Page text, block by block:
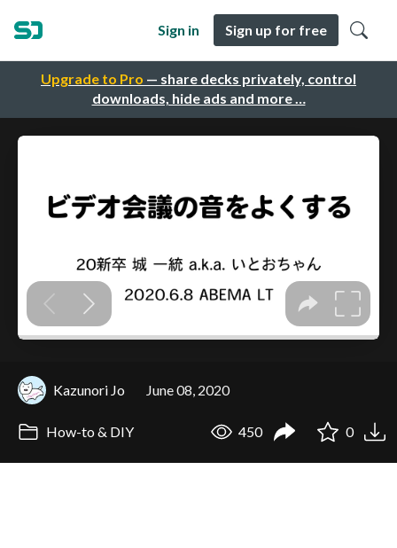
Upgrade to Pro — share decks privately, control
downloads, hide ads and more …
Sign in Sign up for free
Kazunori Jo June 08, 2020
How-to & DIY 450 0